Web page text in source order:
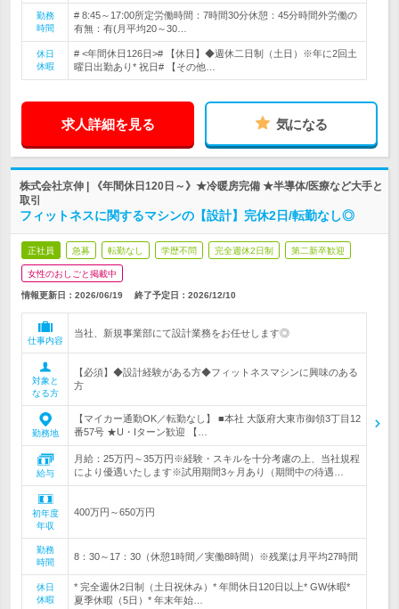
勤務
時間
# 8:45～17:00所定労働時間：7時間30分休憩：45分時間外労働の
有無：有(月平均20～30…
休日
休暇
# <年間休日126日># 【休日】◆週休二日制（土日）※年に2回土
曜日出勤あり* 祝日# 【その他…
求人詳細を見る 気になる
株式会社京伸 | 《年間休日120日～》★冷暖房完備 ★半導体/医療など大手と
取引
フィットネスに関するマシンの【設計】完休2日/転勤なし◎
正社員 急募 転勤なし 学歴不問 完全週休2日制 第二新卒歓迎
女性のおしごと掲載中
情報更新日：2026/06/19 終了予定日： 2026/12/10
仕事内容
当社、新規事業部にて設計業務をお任せします◎
対象と
なる方
【必須】◆設計経験がある方◆フィットネスマシンに興味のある
方
勤務地
【マイカー通勤OK／転勤なし】 ■本社 大阪府大東市御領3丁目12
番57号 ★U・Iターン歓迎 【…
給与
月給：25万円～35万円※経験・スキルを十分考慮の上、当社規程
により優遇いたします※試用期間3ヶ月あり（期間中の待遇…
初年度
年収
400万円～650万円
勤務
時間
8：30～17：30（休憩1時間／実働8時間）※残業は月平均27時間
休日
休暇
* 完全週休2日制（土日祝休み）* 年間休日120日以上* GW休暇*
夏季休暇（5日）* 年末年始…